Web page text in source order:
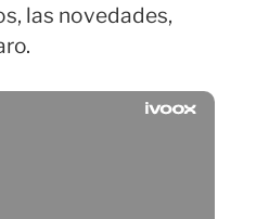
las novedades,